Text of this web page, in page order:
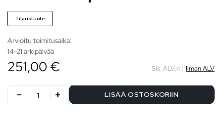
Tilaustuote
Arvioitu toimitusaika:
14-21 arkipäivää
251,00 € Sis. ALV:n | Ilman ALV
LISÄÄ OSTOSKORIIN